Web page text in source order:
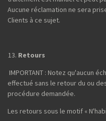
Aucune réclamation ne sera
Clients à ce sujet.
Retours
IMPORTANT : Notez qu'aucun
effectué sans le retour du ou
procédure demandée.
Les retours sous le motif «